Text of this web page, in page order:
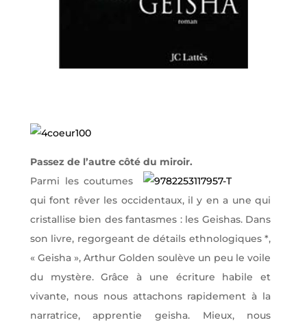
Passez de l’autre côté du miroir.
Parmi les coutumes
qui font rêver les occidentaux, il y en a une qui
cristallise bien des fantasmes : les Geishas. Dans
son livre, regorgeant de détails ethnologiques *,
« Geisha », Arthur Golden soulève un peu le voile
du mystère. Grâce à une écriture habile et
vivante, nous nous attachons rapidement à la
narratrice, apprentie geisha. Mieux, nous